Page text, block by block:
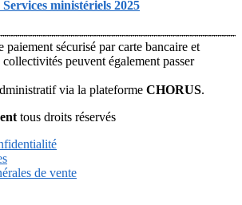
ministériels 2025
paiement sécurisé par carte bancaire et
peuvent également passer
via la plateforme CHORUS.
tous droits réservés
de vente